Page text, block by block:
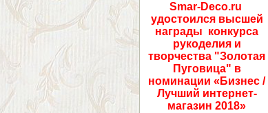
Smar-Deco.ru
удостоился высшей
награды конкурса
рукоделия и
творчества "Золотая
Пуговица" в
номинации «Бизнес /
Лучший интернет-
магазин 2018»